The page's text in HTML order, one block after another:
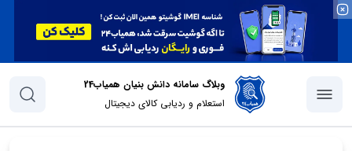
وبلاگ سامانه دانش بنیان همیاب24
استعلام و ردیابی کالای دیجیتال